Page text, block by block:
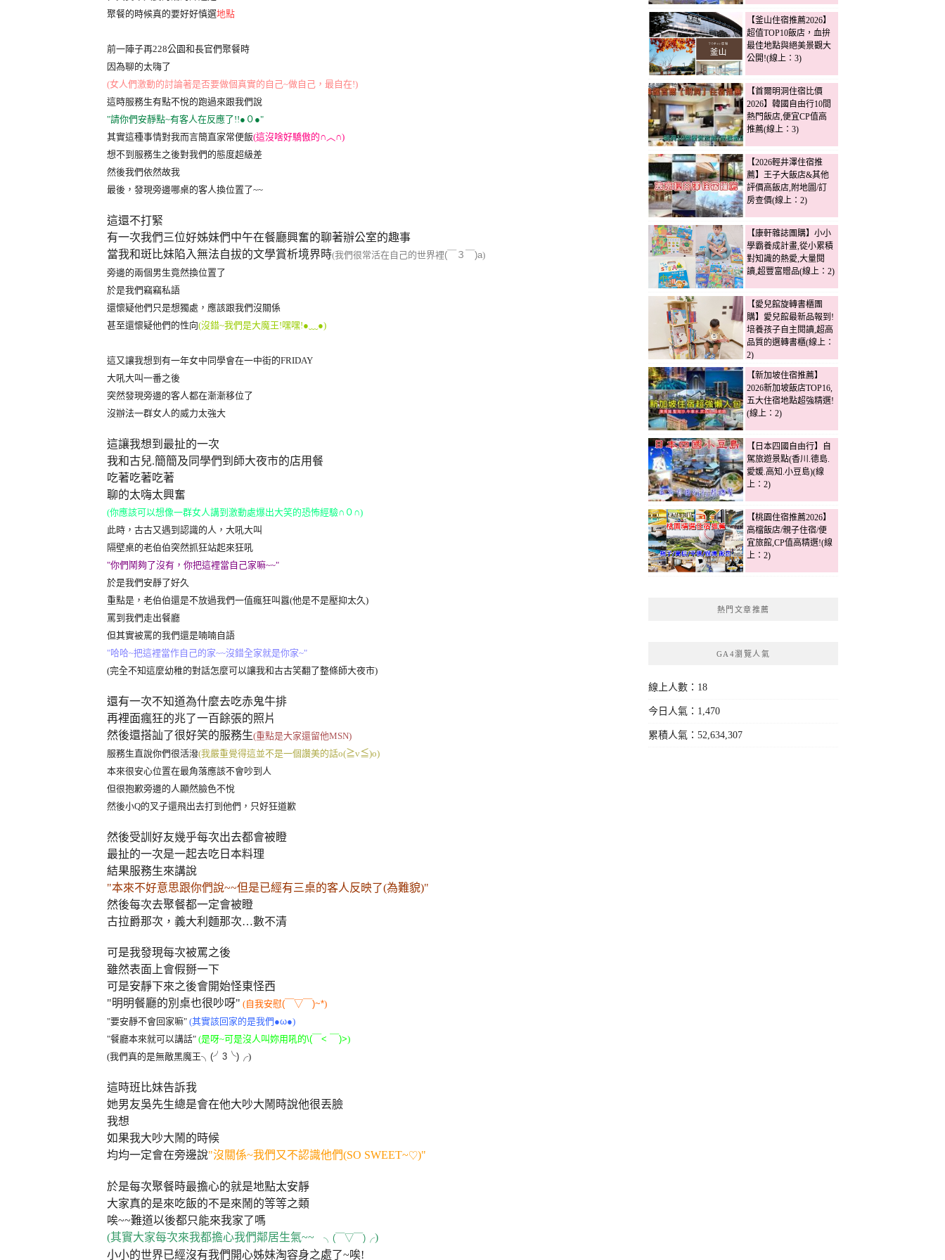
聚餐的時候真的要好好慎選地點
前一陣子再228公園和長官們聚餐時
因為聊的太嗨了
(女人們激動的討論著是否要做個真實的自己~做自己，最自在!)
這時服務生有點不悅的跑過來跟我們說
"請你們安靜點~有客人在反應了!!● ０ ●"
其實這種事情對我而言簡直家常便飯(這沒啥好驕傲的∩ ︿ ∩)
想不到服務生之後對我們的態度超級差
然後我們依然故我
最後，發現旁邊哪桌的客人換位置了~~
這還不打緊
有一次我們三位好姊妹們中午在餐廳興奮的聊著辦公室的趣事
當我和斑比妹陷入無法自拔的文學賞析境界時(我們很常活在自己的世界裡( ￣３￣ )a)
旁邊的兩個男生竟然換位置了
於是我們竊竊私語
還懷疑他們只是想獨處，應該跟我們沒關係
甚至還懷疑他們的性向(沒錯~我們是大魔王!嘿嘿!● ●)
這又讓我想到有一年女中同學會在一中街的FRIDAY
大吼大叫一番之後
突然發現旁邊的客人都在漸漸移位了
沒辦法一群女人的威力太強大
這讓我想到最扯的一次
我和古兒.簡簡及同學們到師大夜市的店用餐
吃著吃著吃著
聊的太嗨太興奮
(你應該可以想像一群女人講到激動處爆出大笑的恐怖經驗∩ ０ ∩)
此時，古古又遇到認識的人，大吼大叫
隔壁桌的老伯伯突然抓狂站起來狂吼
"你們鬧夠了沒有，你把這裡當自己家嘛~~"
於是我們安靜了好久
重點是，老伯伯還是不放過我們一值瘋狂叫囂(他是不是壓抑太久)
罵到我們走出餐廳
但其實被罵的我們還是喃喃自語
"哈哈~把這裡當作自己的家~~沒錯全家就是你家~"
(完全不知這麼幼稚的對話怎麼可以讓我和古古笑翻了整條師大夜市)
還有一次不知道為什麼去吃赤鬼牛排
再裡面瘋狂的兆了一百餘張的照片
然後還搭訕了很好笑的服務生(重點是大家還留他MSN)
服務生直說你們很活潑(我嚴重覺得這並不是一個讚美的話o(≧v≦)o)
本來很安心位置在最角落應該不會吵到人
但很抱歉旁邊的人顯然臉色不悅
然後小Q的叉子還飛出去打到他們，只好狂道歉
然後受訓好友幾乎每次出去都會被瞪
最扯的一次是一起去吃日本料理
結果服務生來講說
"本來不好意思跟你們說~~但是已經有三桌的客人反映了(為難貌)"
然後每次去聚餐都一定會被瞪
古拉爵那次，義大利麵那次…數不清
可是我發現每次被罵之後
雖然表面上會假掰一下
可是安靜下來之後會開始怪東怪西
"明明餐廳的別桌也很吵呀" (自我安慰( ▽ )~*)
"要安靜不會回家嘛" (其實該回家的是我們 ●ω●)
"餐廳本來就可以講話" (是呀~可是沒人叫妳用吼的\( < )>)
(我們真的是無敵黑魔王╮ (╯ 3 ╰) ╭)
這時班比妹告訴我
她男友吳先生總是會在他大吵大鬧時說他很丟臉
我想
如果我大吵大鬧的時候
均均一定會在旁邊說"沒關係~我們又不認識他們(SO SWEET~♡)"
於是每次聚餐時最擔心的就是地點太安靜
大家真的是來吃飯的不是來鬧的等等之類
唉~~難道以後都只能來我家了嗎
(其實大家每次來我都擔心我們鄰居生氣~~
╮ ( ▽ ) ╭)
小小的世界已經沒有我們開心姊妹淘容身之處了~唉!
【釜山住宿推薦2026】
超值TOP10飯店，血拚
最佳地點與絕美景觀大
公開!(線上：3)
【首爾明洞住宿比價
2026】韓國自由行10間
熱門飯店,便宜CP值高
推薦(線上：3)
【2026輕井澤住宿推
薦】王子大飯店&其他
評價高飯店,附地圖/訂
房查價(線上：2)
【康軒雜誌團購】小小
學霸養成計畫,從小累積
對知識的熱愛,大量閱
讀,超豐富贈品(線上：2)
【愛兒館旋轉書櫃團
購】愛兒館最新品報到!
培養孩子自主閱讀,超高
品質的選轉書櫃(線上：
2)
【新加坡住宿推薦】
2026新加坡飯店TOP16,
五大住宿地點超強精選!
(線上：2)
【日本四國自由行】自
駕旅遊景點(香川.德島.
愛媛.高知.小豆島)(線
上：2)
【桃園住宿推薦2026】
高檔飯店/親子住宿/便
宜旅館,CP值高精選!(線
上：2)
熱門文章推薦
GA4瀏覽人氣
線上人數：18
今日人氣：1,470
累積人氣：52,634,307